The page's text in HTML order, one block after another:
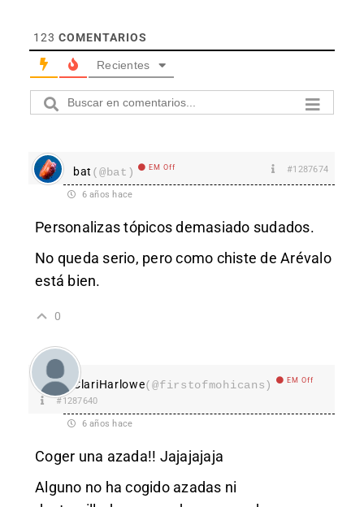
123 COMENTARIOS
Recientes
bat (@bat) EM Off #1287674
6 años hace
Personalizas tópicos demasiado sudados.
No queda serio, pero como chiste de Arévalo
está bien.
0
ClariHarlowe(@firstofmohicans) EM Off
#1287640
6 años hace
Coger una azada!! Jajajajaja
Alguno no ha cogido azadas ni